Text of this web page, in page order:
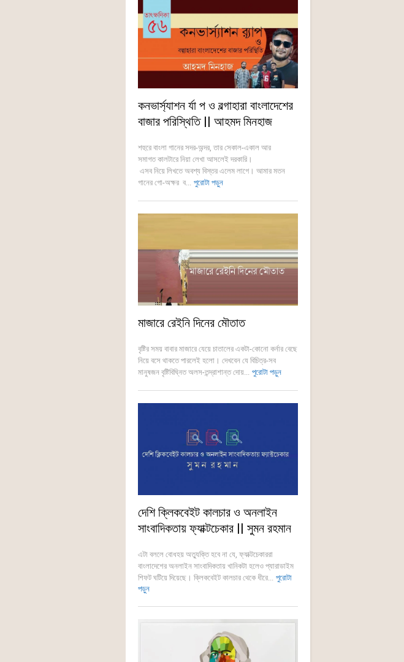
কনভার্স্যাশন র্যা প ও বল্গাহারা বাংলাদেশের
বাজার পরিস্থিতি || আহমদ মিনহাজ
শহুরে বাংলা গানের সদর-অন্দর, তার সেকাল-একাল আর
সমাগত কালটারে নিয়া লেখা আসলেই দরকারি।
এসব নিয়ে লিখতে অবশ্য বিস্তর এলেম লাগে। আমার মতন
গানের গো-অক্ষর ব... পুরোটা পড়ুন
মাজারে রেইনি দিনের মৌতাত
বৃষ্টির সময় বাবার মাজারে যেয়ে চাতালের একটা-কোনো কর্নার বেছে
নিয়ে বসে থাকতে পারলেই হলো। দেখবেন যে বিচিত্র-সব
মানুষজন বৃষ্টিবিঘ্নিত অলস-তন্দ্রাশান্ত দোয়... পুরোটা পড়ুন
দেশি ক্লিকবেইট কালচার ও অনলাইন
সাংবাদিকতায় ফ্যাক্টচেকার || সুমন রহমান
এটা বললে বোধহয় অত্যুক্তি হবে না যে, ফ্যাক্টচেকাররা
বাংলাদেশের অনলাইন সাংবাদিকতায় খানিকটা হলেও প্যারাডাইম
শিফট ঘটিয়ে দিয়েছে। ক্লিকবেইট কালচার থেকে ধীরে... পুরোটা
পড়ুন